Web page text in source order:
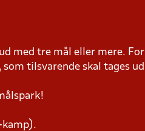
med tre mål eller mere. For
tilsvarende skal tages ud